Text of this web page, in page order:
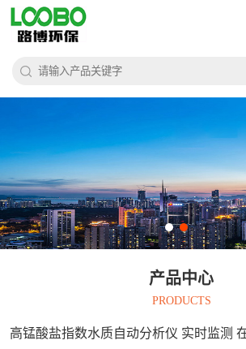
产品中心
PRODUCTS
高锰酸盐指数水质自动分析仪 实时监测